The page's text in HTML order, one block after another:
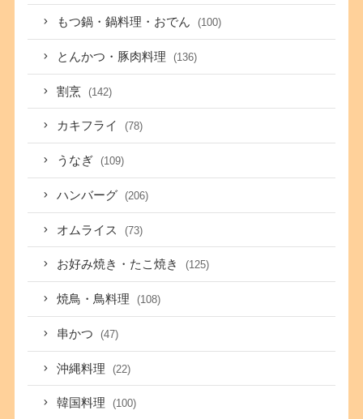
もつ鍋・鍋料理・おでん (100)
とんかつ・豚肉料理 (136)
割烹 (142)
カキフライ (78)
うなぎ (109)
ハンバーグ (206)
オムライス (73)
お好み焼き・たこ焼き (125)
焼鳥・鳥料理 (108)
串かつ (47)
沖縄料理 (22)
韓国料理 (100)